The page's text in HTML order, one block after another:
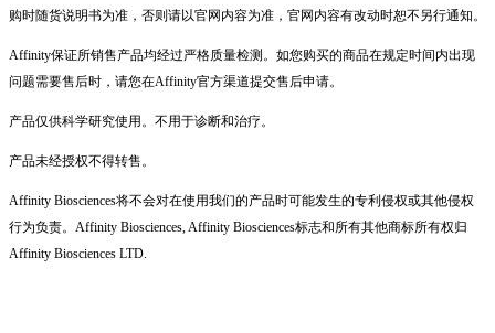
购时随货说明书为准，否则请以官网内容为准，官网内容有改动时恕不另行通知。
Affinity保证所销售产品均经过严格质量检测。如您购买的商品在规定时间内出现
问题需要售后时，请您在Affinity官方渠道提交售后申请。
产品仅供科学研究使用。不用于诊断和治疗。
产品未经授权不得转售。
Affinity Biosciences将不会对在使用我们的产品时可能发生的专利侵权或其他侵权
行为负责。Affinity Biosciences, Affinity Biosciences标志和所有其他商标所有权归
Affinity Biosciences LTD.